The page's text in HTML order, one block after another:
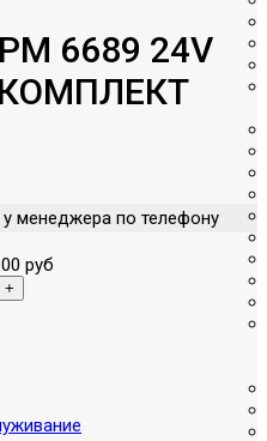
6689 24V
КОМПЛЕКТ
у менеджера по телефону
руб